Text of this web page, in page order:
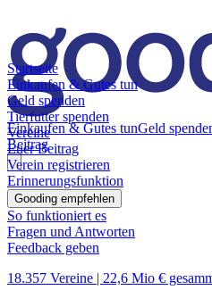
Einkaufen & Gutes tunGeld
Beitrag
Startseite
Einkaufen & Gutes tun
Geld spenden
Tierfutter spenden
Vereine
Euer Beitrag
Verein registrieren
Erinnerungsfunktion
Gooding empfehlen
So funktioniert es
Fragen und Antworten
Feedback geben
18.357 Vereine | 22,6 Mio €